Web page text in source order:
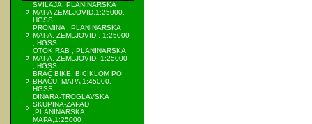
SVILAJA, PLANINARSKA
MAPA ZEMLJOVID,1:25000,
HGSS
PROMINA , PLANINARSKA
MAPA, ZEMLJOVID , 1:25000
, HGSS
OTOK RAB , PLANINARSKA
MAPA, ZEMLJOVID, 1:25000
, HGSS
BRAČ BIKE, BICIKLOM PO
BRAČU, MAPA 1:45000,
HGSS
DINARA-TROGLAVSKA
SKUPINA-ZAPAD
,PLANINARSKA
MAPA,1:25000